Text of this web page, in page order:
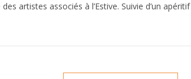
artistes associés à l’Estive. Suivie d’un apéritif